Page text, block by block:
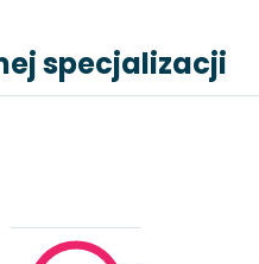
specjalizacji